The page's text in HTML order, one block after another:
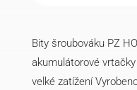
Bity šroubováku PZ
akumulátorové
velké zatížení